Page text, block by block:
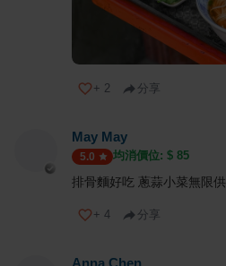
+ 2 分享
May May
5.0 均消價位: $ 85
排骨麵好吃 蔥蒜小菜無限
+ 4 分享
Anna Chen